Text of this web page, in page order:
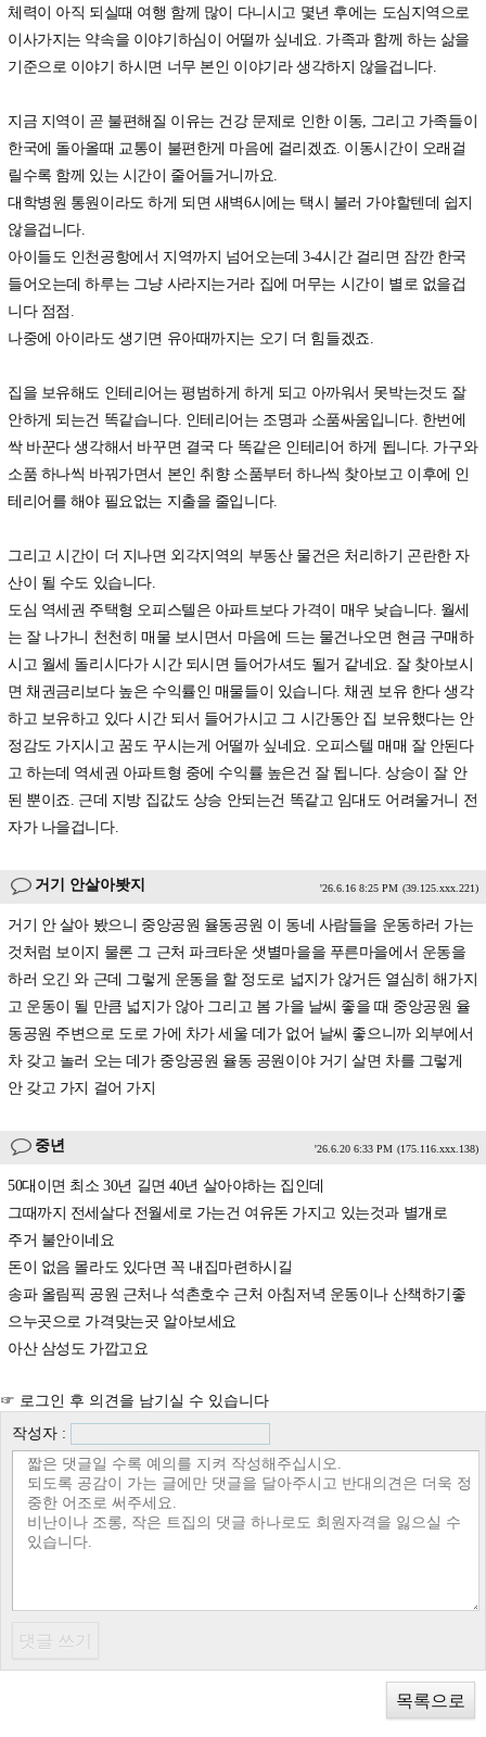
체력이 아직 되실때 여행 함께 많이 다니시고 몇년 후에는 도심지역으로
이사가지는 약속을 이야기하심이 어떨까 싶네요. 가족과 함께 하는 삶을
기준으로 이야기 하시면 너무 본인 이야기라 생각하지 않을겁니다.
지금 지역이 곧 불편해질 이유는 건강 문제로 인한 이동, 그리고 가족들이
한국에 돌아올때 교통이 불편한게 마음에 걸리겠죠. 이동시간이 오래걸
릴수록 함께 있는 시간이 줄어들거니까요.
대학병원 통원이라도 하게 되면 새벽6시에는 택시 불러 가야할텐데 쉽지
않을겁니다.
아이들도 인천공항에서 지역까지 넘어오는데 3-4시간 걸리면 잠깐 한국
들어오는데 하루는 그냥 사라지는거라 집에 머무는 시간이 별로 없을겁
니다 점점.
나중에 아이라도 생기면 유아때까지는 오기 더 힘들겠죠.
집을 보유해도 인테리어는 평범하게 하게 되고 아까워서 못박는것도 잘
안하게 되는건 똑같습니다. 인테리어는 조명과 소품싸움입니다. 한번에
싹 바꾼다 생각해서 바꾸면 결국 다 똑같은 인테리어 하게 됩니다. 가구와
소품 하나씩 바꿔가면서 본인 취향 소품부터 하나씩 찾아보고 이후에 인
테리어를 해야 필요없는 지출을 줄입니다.
그리고 시간이 더 지나면 외각지역의 부동산 물건은 처리하기 곤란한 자
산이 될 수도 있습니다.
도심 역세권 주택형 오피스텔은 아파트보다 가격이 매우 낮습니다. 월세
는 잘 나가니 천천히 매물 보시면서 마음에 드는 물건나오면 현금 구매하
시고 월세 돌리시다가 시간 되시면 들어가셔도 될거 같네요. 잘 찾아보시
면 채권금리보다 높은 수익률인 매물들이 있습니다. 채권 보유 한다 생각
하고 보유하고 있다 시간 되서 들어가시고 그 시간동안 집 보유했다는 안
정감도 가지시고 꿈도 꾸시는게 어떨까 싶네요. 오피스텔 매매 잘 안된다
고 하는데 역세권 아파트형 중에 수익률 높은건 잘 됩니다. 상승이 잘 안
된 뿐이죠. 근데 지방 집값도 상승 안되는건 똑같고 임대도 어려울거니 전
자가 나을겁니다.
거기 안살아봣지 '26.6.16 8:25 PM (39.125.xxx.221)
거기 안 살아 봤으니 중앙공원 율동공원 이 동네 사람들을 운동하러 가는
것처럼 보이지 물론 그 근처 파크타운 샛별마을을 푸른마을에서 운동을
하러 오긴 와 근데 그렇게 운동을 할 정도로 넓지가 않거든 열심히 해가지
고 운동이 될 만큼 넓지가 않아 그리고 봄 가을 날씨 좋을 때 중앙공원 율
동공원 주변으로 도로 가에 차가 세울 데가 없어 날씨 좋으니까 외부에서
차 갖고 놀러 오는 데가 중앙공원 율동 공원이야 거기 살면 차를 그렇게
안 갖고 가지 걸어 가지
중년 '26.6.20 6:33 PM (175.116.xxx.138)
50대이면 최소 30년 길면 40년 살아야하는 집인데
그때까지 전세살다 전월세로 가는건 여유돈 가지고 있는것과 별개로
주거 불안이네요
돈이 없음 몰라도 있다면 꼭 내집마련하시길
송파 올림픽 공원 근처나 석촌호수 근처 아침저녁 운동이나 산책하기좋
으누곳으로 가격맞는곳 알아보세요
아산 삼성도 가깝고요
☞ 로그인 후 의견을 남기실 수 있습니다
작성자 :
목록으로